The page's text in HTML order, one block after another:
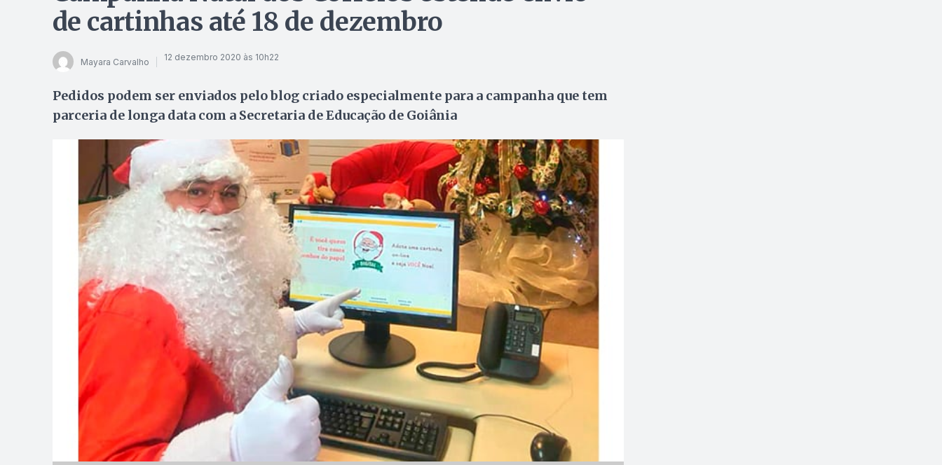
de cartinhas até 18 de dezembro
Mayara Carvalho 12 dezembro 2020 às 10h22
Pedidos podem ser enviados pelo blog criado especialmente para a campanha que tem
parceria de longa data com a Secretaria de Educação de Goiânia